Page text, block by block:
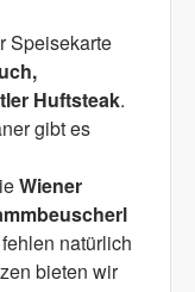
Speisekarte
Huftsteak.
gibt es
Wiener
fehlen natürlich
bieten wir